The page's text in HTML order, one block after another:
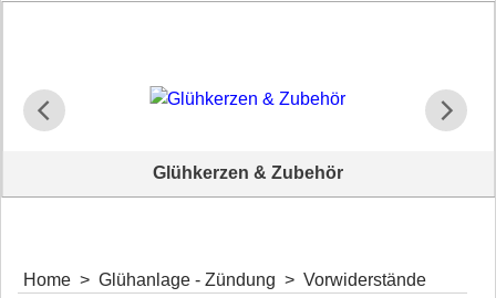
Glühkerzen & Zubehör
Home > Glühanlage - Zündung > Vorwiderstände